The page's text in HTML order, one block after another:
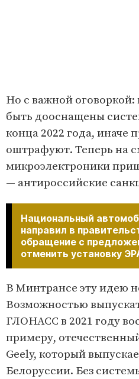
Но с важной
быть дооснащены
конца 2022 года, иначе
оштрафуют. Теперь на
микроэлектроники
— антироссийские
Национальный
направил в
обращение с
отменить установку
В Минтрансе эту идею
Возможностью
ГЛОНАСС в 2021 году
примеру,
Geely, который
Белоруссии. Без